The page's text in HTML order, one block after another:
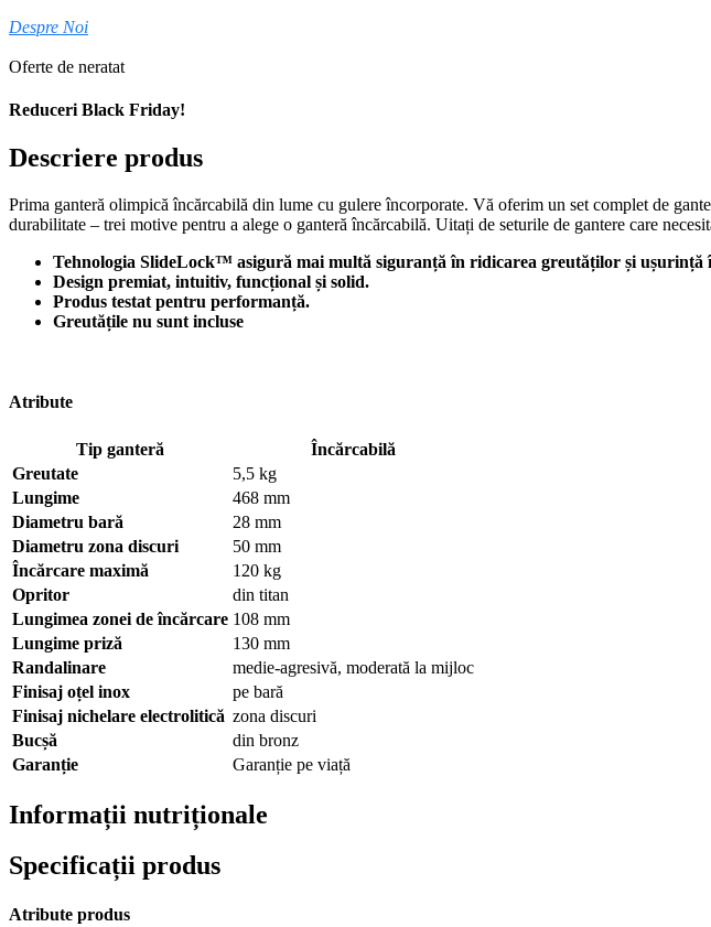
Despre Noi
Oferte de neratat
Reduceri Black Friday!
Descriere produs
Prima ganteră olimpică încărcabilă din lume cu gulere încorporate. Vă oferim un set complet de
durabilitate – trei motive pentru a alege o ganteră încărcabilă. Uitați de seturile de gantere care
Tehnologia SlideLock™ asigură mai multă siguranță în ridicarea greutăților și ușurință
Design premiat, intuitiv, funcțional și solid.
Produs testat pentru performanță.
Greutățile nu sunt incluse
Atribute
Tip ganteră
Încărcabilă
Greutate
5,5 kg
Lungime
468 mm
Diametru bară
28 mm
Diametru zona discuri
50 mm
Încărcare maximă
120 kg
Opritor
din titan
Lungimea zonei de încărcare 108 mm
Lungime priză
130 mm
Randalinare
medie-agresivă, moderată la mijloc
Finisaj oțel inox
pe bară
Finisaj nichelare electrolitică zona discuri
Bucșă
din bronz
Garanție
Garanție pe viață
Informații nutriționale
Specificații produs
Atribute produs